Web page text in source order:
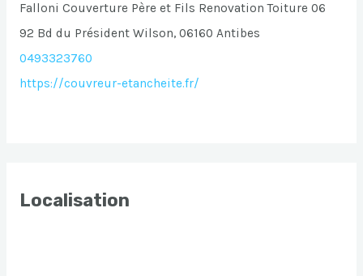
Falloni Couverture Père et Fils Renovation Toiture 06
92 Bd du Président Wilson, 06160 Antibes
0493323760
https://couvreur-etancheite.fr/
Localisation